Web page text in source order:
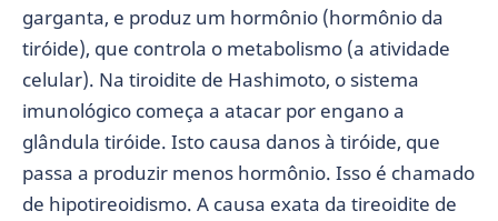
garganta, e produz um hormônio (hormônio da
tiróide), que controla o metabolismo (a atividade
celular). Na tiroidite de Hashimoto, o sistema
imunológico começa a atacar por engano a
glândula tiróide. Isto causa danos à tiróide, que
passa a produzir menos hormônio. Isso é chamado
de hipotireoidismo. A causa exata da tireoidite de